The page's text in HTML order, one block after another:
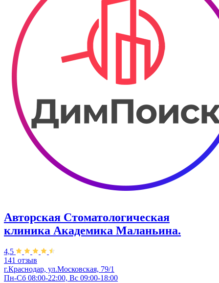
Авторская Стоматологическая
клиника Академика Маланьина.
4,5
141 отзыв
г.Краснодар, ул.Московская, 79/1
Пн-Сб 08:00-22:00, Вс 09:00-18:00